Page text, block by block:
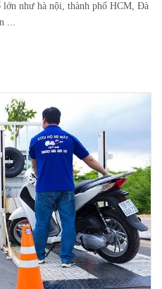
lớn như hà nội, thành phố HCM, Đà
...